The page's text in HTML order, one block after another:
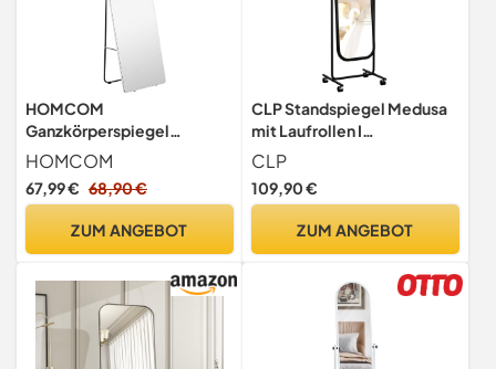
HOMCOM
Ganzkörperspiegel
Standspiegel mit
Metallrahmen 160x45 cm
Silber
HOMCOM
67,99 € 68,90 €
ZUM ANGEBOT
CLP Standspiegel Medusa
mit Laufrollen I
Ganzkörperspiegel mit
Metallrahmen I Stehspiegel
neigbar und 360 Grad
CLP
109,90 €
ZUM ANGEBOT